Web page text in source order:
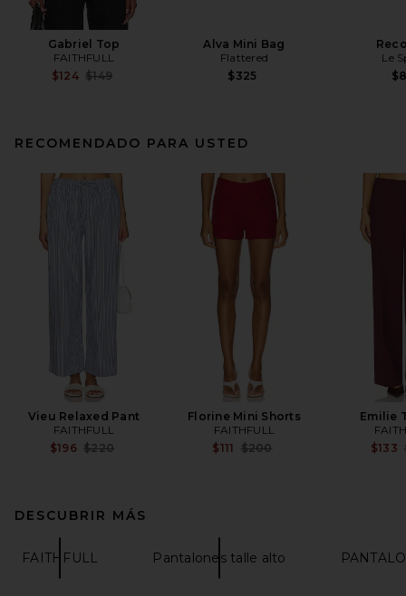
Gabriel Top
FAITHFULL
$124 Previous price:
$149
Alva Mini Bag
Flattered
$325
Le
RECOMENDADO PARA USTED
Vieu Relaxed Pant
FAITHFULL
$196 Previous price:
$220
Florine Mini Shorts
FAITHFULL
$111 Previous price:
$200
Emilie
$133
DESCUBRIR MÁS
FAITHFULL Pantalones talle alto